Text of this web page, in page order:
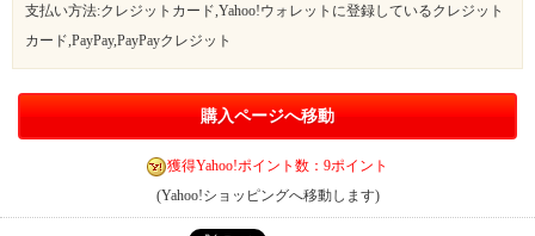
支払い方法:クレジットカード,Yahoo!ウォレットに登録しているクレジット
カード,PayPay,PayPayクレジット
購入ページへ移動
獲得Yahoo!ポイント数：9ポイント
(Yahoo!ショッピングへ移動します)